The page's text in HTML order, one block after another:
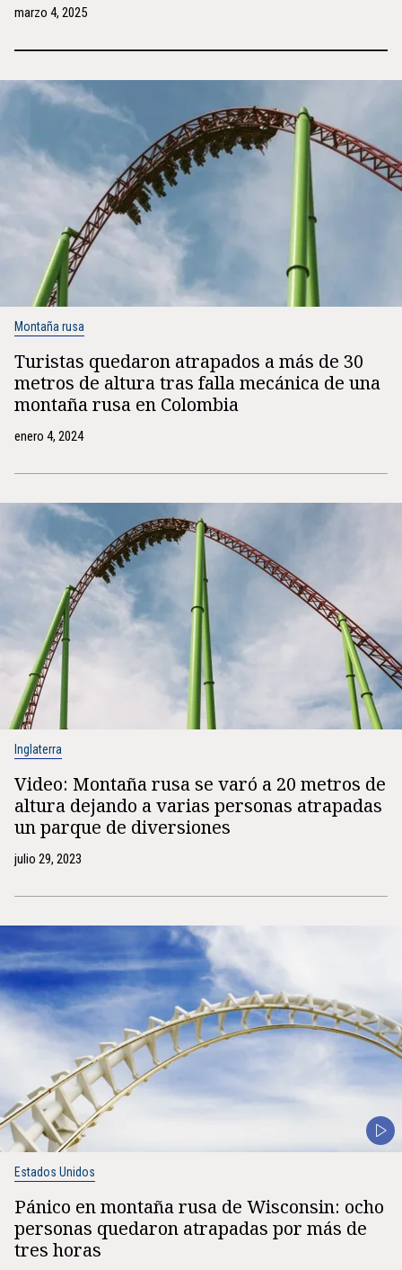
marzo 4, 2025
Montaña rusa
Turistas quedaron atrapados a más de 30
metros de altura tras falla mecánica de una
montaña rusa en Colombia
enero 4, 2024
Inglaterra
Video: Montaña rusa se varó a 20 metros de
altura dejando a varias personas atrapadas
un parque de diversiones
julio 29, 2023
Estados Unidos
Pánico en montaña rusa de Wisconsin: ocho
personas quedaron atrapadas por más de
tres horas